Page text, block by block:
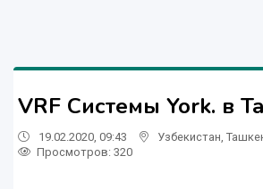
VRF Системы York. в
19.02.2020, 09:43 Узбекистан
Просмотров: 320